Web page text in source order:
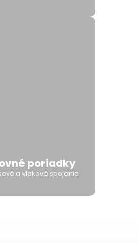
poriadky
a vlakové spojenia